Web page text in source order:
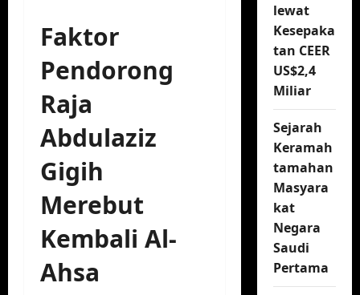
Faktor
Pendorong
Raja
Abdulaziz
Gigih
Merebut
Kembali Al-
Ahsa
lewat
Kesepaka
tan CEER
US$2,4
Miliar
Sejarah
Keramah
tamahan
Masyara
kat
Negara
Saudi
Pertama